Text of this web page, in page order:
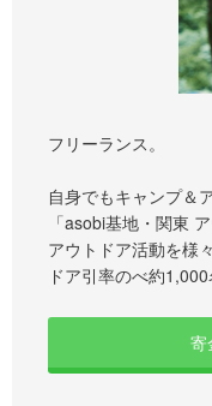
フリーランス。
自身でもキャンプ＆
「asobi基地・関東
アウトドア活動を様
ドア引率のべ約1,000
寄